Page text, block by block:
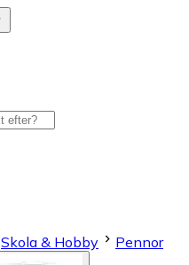
Skola & Hobby Pennor